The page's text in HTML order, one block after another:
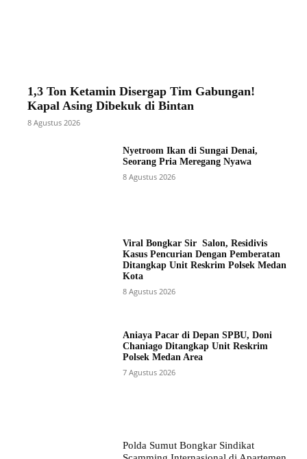
1,3 Ton Ketamin Disergap Tim Gabungan!
Kapal Asing Dibekuk di Bintan
8 Agustus 2026
Nyetroom Ikan di Sungai Denai,
Seorang Pria Meregang Nyawa
8 Agustus 2026
Viral Bongkar Sir Salon, Residivis
Kasus Pencurian Dengan Pemberatan
Ditangkap Unit Reskrim Polsek Medan
Kota
8 Agustus 2026
Aniaya Pacar di Depan SPBU, Doni
Chaniago Ditangkap Unit Reskrim
Polsek Medan Area
7 Agustus 2026
Polda Sumut Bongkar Sindikat